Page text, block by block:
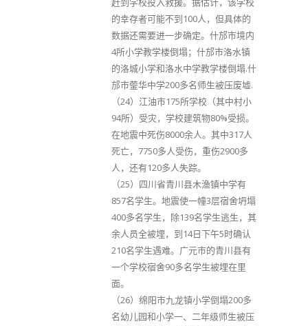
的幸存者可能不到100人，但具体的
数据还需要进一步确定。什邡市境内
4所小学教学楼倒塌；什邡市洛水镇
的洛城小学和洛水中学教学楼倒塌.什
邡市蓥华中学200多名师生被压废墟.
（24）江油市175所学校（其中村小
94所）受灾，学校建筑物80%受损。
在地震中死伤8000余人。其中317人
死亡，7750多人受伤，重伤2900多
人，还有120多人失踪。
（25）四川省青川县木渔镇中学有
857名学生。地震使一幢3层宿舍坍塌
400多名学生，除139名学生逃生，其
余人员全被埋，到14日下午5时确认
210名学生遇难。广元市的青川县有
一个学校宿舍90多名学生被埋在里
面。
（26）绵阳市九龙镇小学倒塌200多
名幼儿园和小学一、二年级师生被压